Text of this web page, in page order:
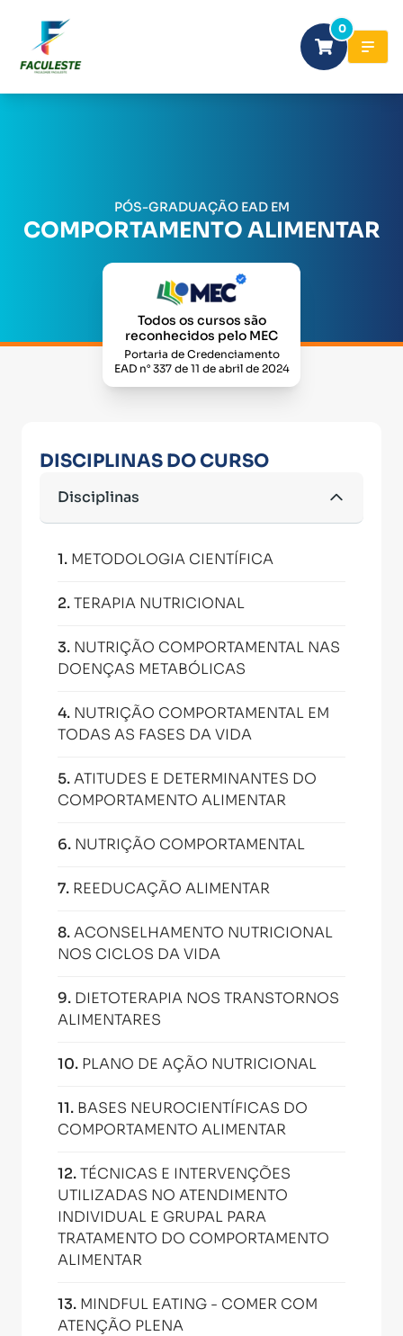
0
PÓS-GRADUAÇÃO EAD EM
COMPORTAMENTO ALIMENTAR
Todos os cursos são
reconhecidos pelo MEC
Portaria de Credenciamento
EAD n° 337 de 11 de abril de 2024
DISCIPLINAS DO CURSO
Disciplinas
1. METODOLOGIA CIENTÍFICA
2.TERAPIA NUTRICIONAL
3. NUTRIÇÃO COMPORTAMENTAL NAS
DOENÇAS METABÓLICAS
4. NUTRIÇÃO COMPORTAMENTAL EM
TODAS AS FASES DA VIDA
5.ATITUDES E DETERMINANTES DO
COMPORTAMENTO ALIMENTAR
6. NUTRIÇÃO COMPORTAMENTAL
7. REEDUCAÇÃO ALIMENTAR
8.ACONSELHAMENTO NUTRICIONAL
NOS CICLOS DA VIDA
9. DIETOTERAPIA NOS TRANSTORNOS
ALIMENTARES
10. PLANO DE AÇÃO NUTRICIONAL
11. BASES NEUROCIENTÍFICAS DO
COMPORTAMENTO ALIMENTAR
12.TÉCNICAS E INTERVENÇÕES
UTILIZADAS NO ATENDIMENTO
INDIVIDUAL E GRUPAL PARA
TRATAMENTO DO COMPORTAMENTO
ALIMENTAR
13. MINDFUL EATING - COMER COM
ATENÇÃO PLENA